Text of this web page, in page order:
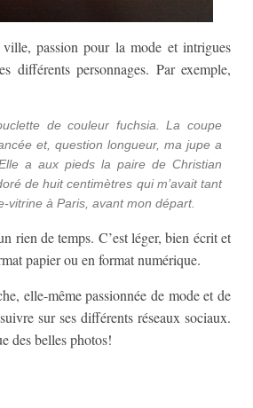
passion pour la mode et intrigues
différents personnages. Par exemple,
de couleur fuchsia. La coupe
et, question longueur, ma jupe a
a aux pieds la paire de Christian
de huit centimètres qui m’avait tant
vitrine à Paris, avant mon départ.
rien de temps. C’est léger, bien écrit et
papier ou en format numérique.
elle-même passionnée de mode et de
sur ses différents réseaux sociaux.
des belles photos!